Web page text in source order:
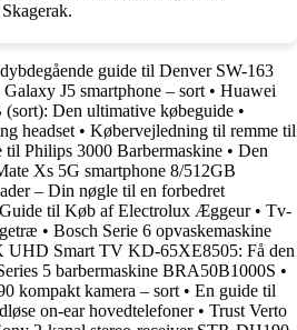
guide til Denver SW-163
Galaxy J5 smartphone – sort • Huawei
(sort): Den ultimative købeguide •
headset • Købervejledning til remme til
til Philips 3000 Barbermaskine • Den
Xs 5G smartphone 8/512GB
– Din nøgle til en forbedret
til Køb af Electrolux Æggeur• Tv-
• Bosch Serie 6 opvaskemaskine
UHD Smart TV KD-65XE8505: Få den
5 barbermaskine BRA50B1000S •
kompakt kamera – sort • En guide til
on-ear hovedtelefoner• Trust Verto